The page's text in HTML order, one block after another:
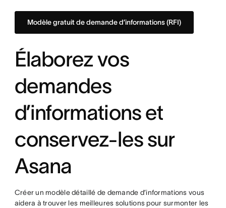
Modèle gratuit de demande d’informations (RFI)
Élaborez vos
demandes
d’informations et
conservez-les sur
Asana
Créer un modèle détaillé de demande d’informations vous
aidera à trouver les meilleures solutions pour surmonter les